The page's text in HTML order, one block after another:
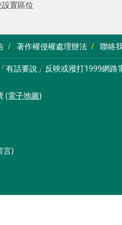
置區位
著作權侵權處理辦法 聯絡
話要說」反映或撥打1999網路
(電子地圖)
言)